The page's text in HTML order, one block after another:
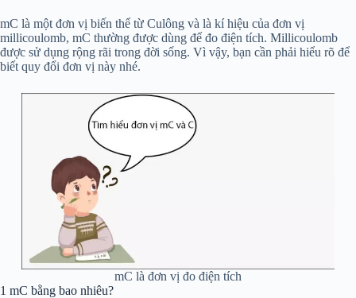
mC là một đơn vị biến thể từ Culông và là kí hiệu của đơn vị
millicoulomb, mC thường được dùng để đo điện tích. Millicoulomb
được sử dụng rộng rãi trong đời sống. Vì vậy, bạn cần phải hiểu rõ để
biết quy đổi đơn vị này nhé.
mC là đơn vị đo điện tích
1 mC bằng bao nhiêu?